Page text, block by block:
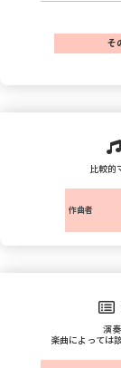
そ
比較的
作曲者 楽
演
楽曲によっては